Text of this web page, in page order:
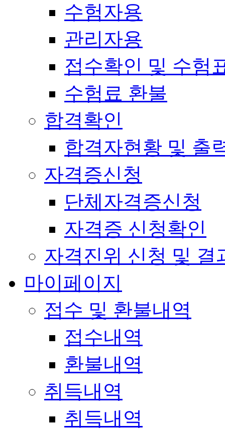
수험자용
관리자용
접수확인 및 수험
수험료 환불
합격확인
합격자현황 및 출
자격증신청
단체자격증신청
자격증 신청확인
자격진위 신청 및 결
마이페이지
접수 및 환불내역
접수내역
환불내역
취득내역
취득내역